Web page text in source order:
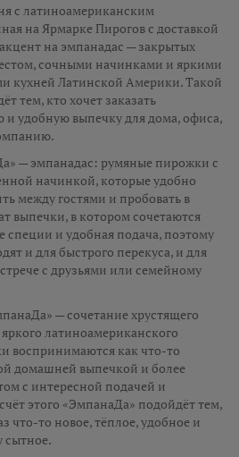
с латиноамериканским
на Ярмарке Пирогов с доставкой
на эмпанадас — закрытых
сочными начинками и яркими
кухней Латинской Америки. Такой
тем, кто хочет заказать
удобную выпечку для дома, офиса,
— эмпанадас: румяные пирожки с
начинкой, которые удобно
между гостями и пробовать в
выпечки, в котором сочетаются
специи и удобная подача, поэтому
и для быстрого перекуса, и для
с друзьями или семейному
— сочетание хрустящего
латиноамериканского
воспринимаются как что-то
домашней выпечкой и более
с интересной подачей и
этого «ЭмпанаДа» подойдёт тем,
что-то новое, тёплое, удобное и
сытное.